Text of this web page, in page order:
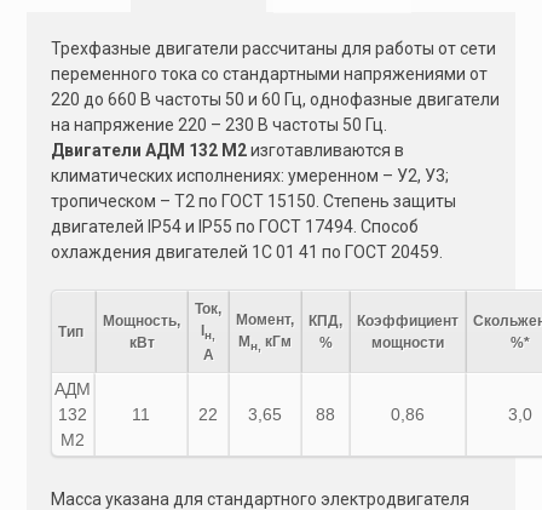
Трехфазные двигатели рассчитаны для работы от сети
переменного тока со стандартными напряжениями от
220 до 660 В частоты 50 и 60 Гц, однофазные двигатели
на напряжение 220 – 230 В частоты 50 Гц.
Двигатели АДМ 132 M2изготавливаются в
климатических исполнениях: умеренном – У2, У3;
тропическом – Т2 по ГОСТ 15150. Степень защиты
двигателей IP54 и IP55 по ГОСТ 17494. Способ
охлаждения двигателей 1C 01 41 по ГОСТ 20459.
Тип
Мощность,
кВт
Ток,
Iн,
А
Момент,
Мн,кГм
КПД,
%
Коэффициент
мощности
%*
АДМ
132
M2
11 22 3,65 88 0,86 3,0
Масса указана для стандартного электродвигателя